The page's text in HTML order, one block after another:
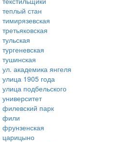
теплый стан
тимирязевская
третьяковская
тульская
тургеневская
тушинская
ул. академика янгеля
улица 1905 года
улица подбельского
университет
филевский парк
фили
фрунзенская
царицыно